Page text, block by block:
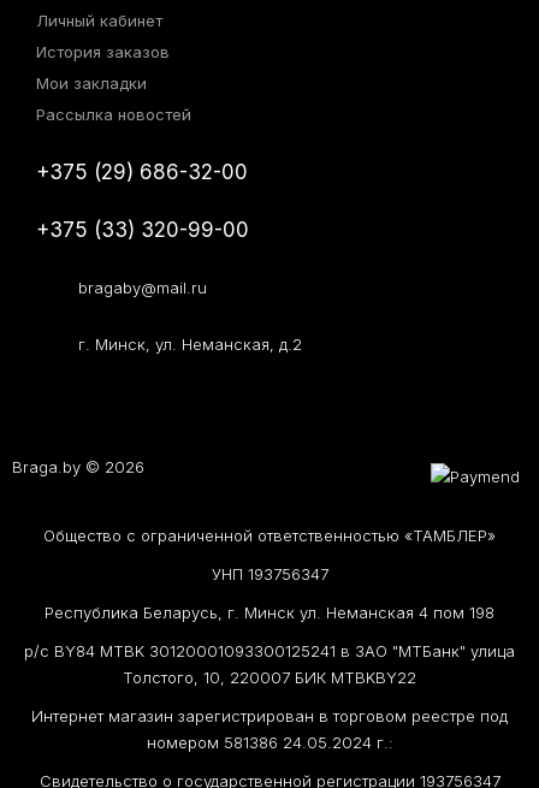
Личный кабинет
История заказов
Мои закладки
Рассылка новостей
+375 (29) 686-32-00
+375 (33) 320-99-00
bragaby@mail.ru
г. Минск, ул. Неманская, д.2
Braga.by © 2026
Общество с ограниченной ответственностью «ТАМБЛЕР»
УНП 193756347
Республика Беларусь, г. Минск ул. Неманская 4 пом 198
р/с BY84 MTBK 30120001093300125241 в ЗАО "МТБанк" улица
Толстого, 10, 220007 БИК MTBKBY22
Интернет магазин зарегистрирован в торговом реестре под
номером 581386 24.05.2024 г.:
Свидетельство о государственной регистрации 193756347